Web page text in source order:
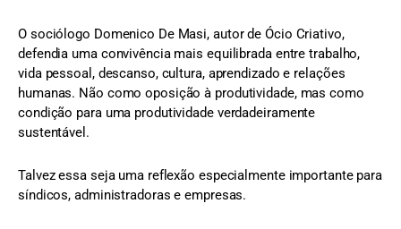
O sociólogo Domenico De Masi, autor de Ócio Criativo,
defendia uma convivência mais equilibrada entre trabalho,
vida pessoal, descanso, cultura, aprendizado e relações
humanas. Não como oposição à produtividade, mas como
condição para uma produtividade verdadeiramente
sustentável.
Talvez essa seja uma reflexão especialmente importante para
síndicos, administradoras e empresas.